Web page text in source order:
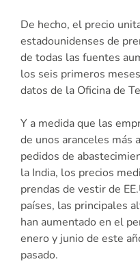
De hecho, el precio
estadounidenses de
de todas las fuentes
los seis primeros
datos de la Oficina de
Y a medida que las
de unos aranceles más
pedidos de
la India, los precios
prendas de vestir de
países, las principales
han aumentado en el
enero y junio de este
pasado.